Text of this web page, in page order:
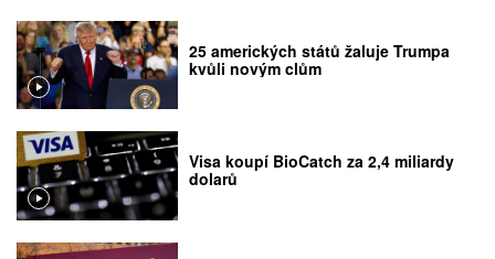
25 amerických států žaluje Trumpa
kvůli novým clům
Visa koupí BioCatch za 2,4 miliardy
dolarů